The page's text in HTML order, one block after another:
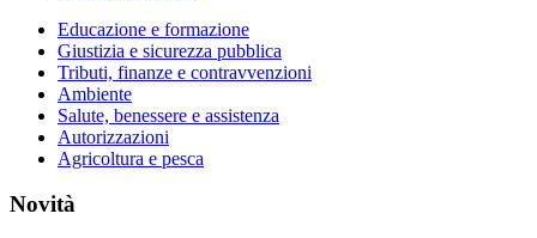
Educazione e formazione
Giustizia e sicurezza pubblica
Tributi, finanze e contravvenzioni
Ambiente
Salute, benessere e assistenza
Autorizzazioni
Agricoltura e pesca
Novità